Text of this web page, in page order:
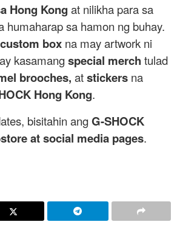
Hong Kong at nilikha para sa
humaharap sa hamon ng buhay.
custom box na may artwork ni
kasamangspecial merch tulad
brooches, atstickers na
Hong Kong.
bisitahin angG-SHOCK
at social media pages.